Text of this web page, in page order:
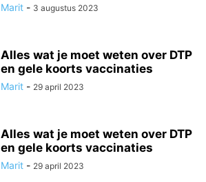
Marit - 3 augustus 2023
Alles wat je moet weten over DTP
en gele koorts vaccinaties
Marit - 29 april 2023
Alles wat je moet weten over DTP
en gele koorts vaccinaties
Marit - 29 april 2023